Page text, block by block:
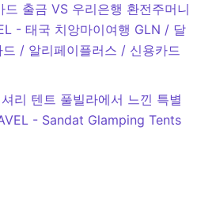
드 출금 VS 우리은행 환전주머니
- 태국 치앙마이여행 GLN / 달
/ 알리페이플러스 / 신용카드
리 텐트 풀빌라에서 느낀 특별
- Sandat Glamping Tents